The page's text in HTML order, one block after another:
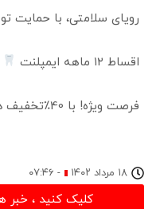
رویای سلامتی، با حمایت
اقساط ۱۲ ماهه ایمپلنت
فرصت ویژه! با 40٪تخفیف دندوناتو در حد کامپوزیت سفید کن
۱۸ مرداد ۱۴۰۲ - ۰۷:۴۶
کلیک کنید ، خبر